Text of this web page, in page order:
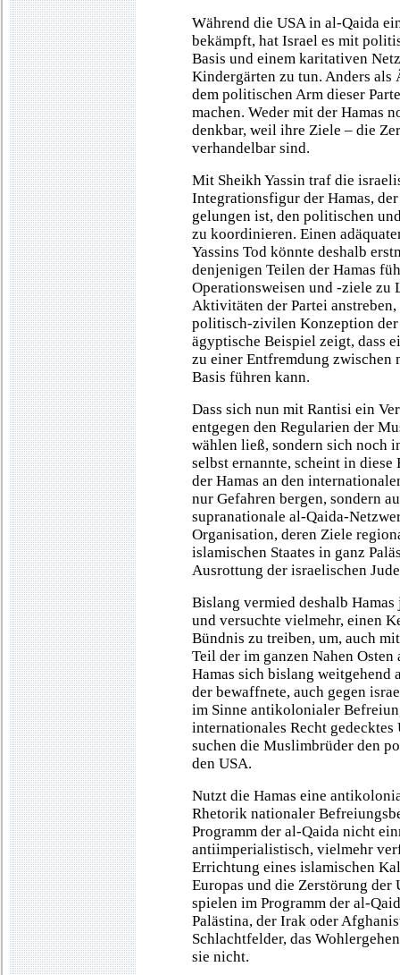
Während die USA in al-Qaida
bekämpft, hat Israel es mit
Basis und einem karitativen
Kindergärten zu tun. Anders
dem politischen Arm dieser
machen. Weder mit der Hamas
denkbar, weil ihre Ziele – die
verhandelbar sind.
Mit Sheikh Yassin traf die
Integrationsfigur der Hamas,
gelungen ist, den politischen
zu koordinieren. Einen
Yassins Tod könnte deshalb
denjenigen Teilen der Hamas
Operationsweisen und -ziele zu
Aktivitäten der Partei
politisch-zivilen Konzeption
ägyptische Beispiel zeigt, dass
zu einer Entfremdung
Basis führen kann.
Dass sich nun mit Rantisi ein
entgegen den Regularien der
wählen ließ, sondern sich noch
selbst ernannte, scheint in
der Hamas an den
nur Gefahren bergen, sondern
supranationale al-Qaida-
Organisation, deren Ziele
islamischen Staates in ganz
Ausrottung der israelischen
Bislang vermied deshalb
und versuchte vielmehr, einen
Bündnis zu treiben, um, auch
Teil der im ganzen Nahen
Hamas sich bislang weitgehend
der bewaffnete, auch gegen
im Sinne antikolonialer
internationales Recht
suchen die Muslimbrüder den
den USA.
Nutzt die Hamas eine
Rhetorik nationaler
Programm der al-Qaida nicht
antiimperialistisch, vielmehr
Errichtung eines islamischen
Europas und die Zerstörung
spielen im Programm der al-
Palästina, der Irak oder
Schlachtfelder, das
sie nicht.